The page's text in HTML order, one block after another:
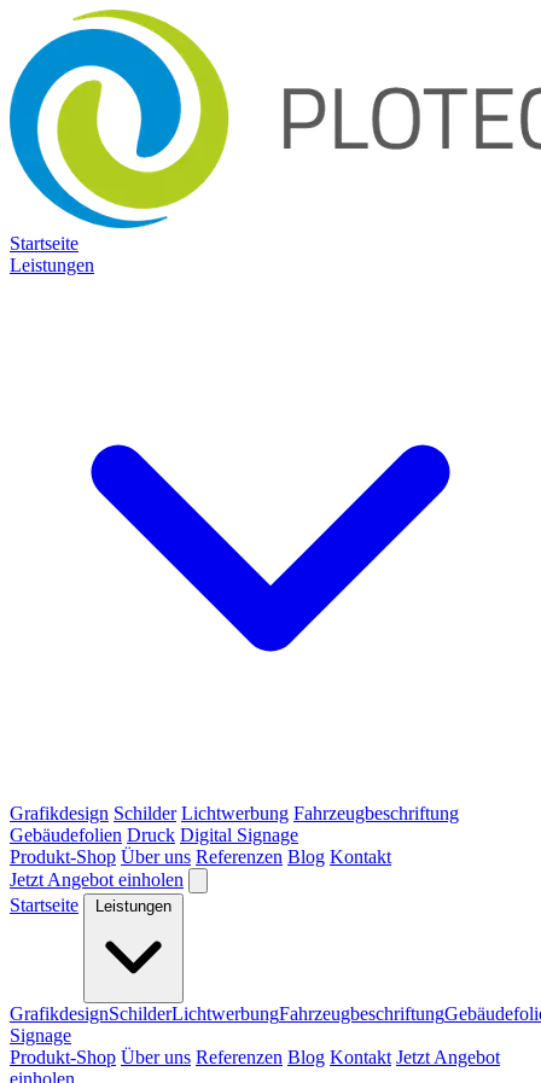
Startseite
Leistungen
Grafikdesign Schilder Lichtwerbung Fahrzeugbeschriftung
Gebäudefolien Druck Digital Signage
Produkt-Shop Über uns Referenzen Blog Kontakt
Jetzt Angebot einholen
Startseite
GrafikdesignSchilderLichtwerbungFahrzeugbeschriftung
Signage
Produkt-Shop Über uns Referenzen Blog Kontakt Jetzt Angebot
einholen